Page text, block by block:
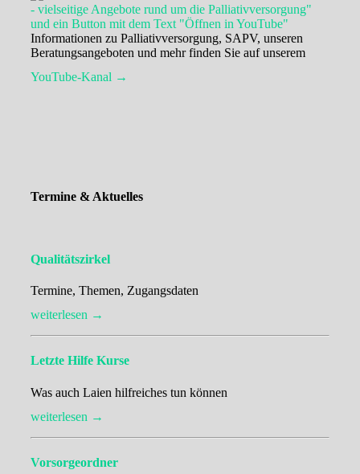
Informationen zu Palliativversorgung, SAPV, unseren
Beratungsangeboten und mehr finden Sie auf unserem
YouTube-Kanal →
Termine & Aktuelles
Qualitätszirkel
Termine, Themen, Zugangsdaten
weiterlesen →
Letzte Hilfe Kurse
Was auch Laien hilfreiches tun können
weiterlesen →
Vorsorgeordner